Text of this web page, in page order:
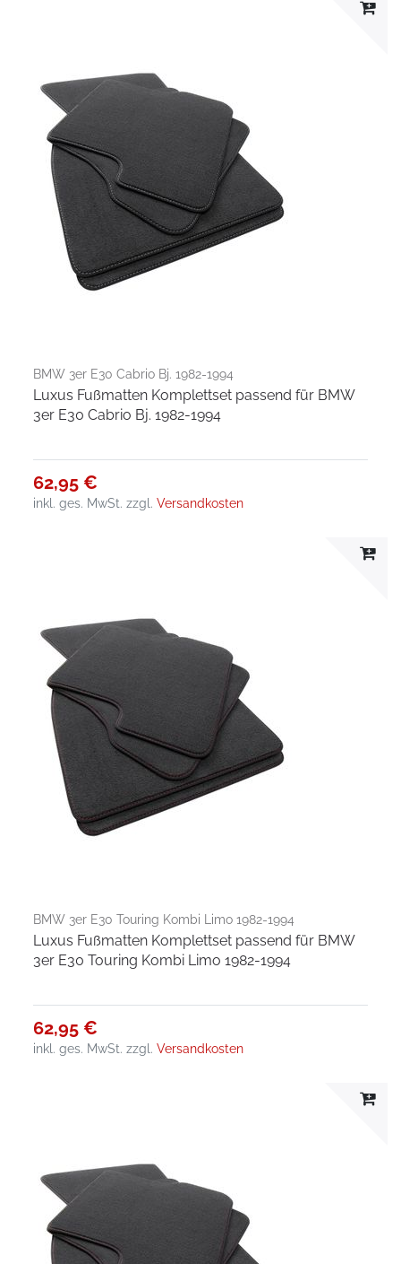
BMW 3er E30 Cabrio Bj. 1982-1994
Luxus Fußmatten Komplettset passend für BMW
3er E30 Cabrio Bj. 1982-1994
62,95 €
inkl. ges. MwSt. zzgl.Versandkosten
BMW 3er E30 Touring Kombi Limo 1982-1994
Luxus Fußmatten Komplettset passend für BMW
3er E30 Touring Kombi Limo 1982-1994
62,95 €
inkl. ges. MwSt. zzgl.Versandkosten